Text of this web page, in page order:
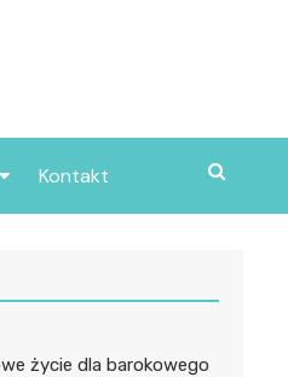
Kontakt
życie dla barokowego